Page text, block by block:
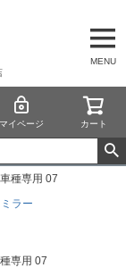
MENU
マイページ カート
種専用 07
ラー
専用 07